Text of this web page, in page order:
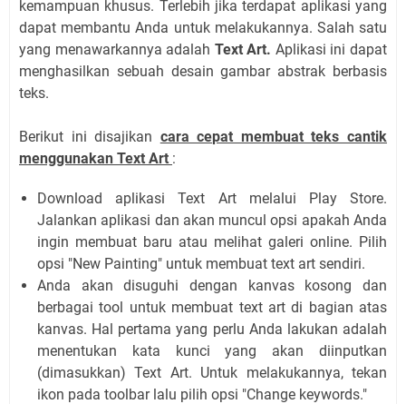
kemampuan khusus. Terlebih jika terdapat aplikasi yang
dapat membantu Anda untuk melakukannya. Salah satu
yang menawarkannya adalah Text Art. Aplikasi ini dapat
menghasilkan sebuah desain gambar abstrak berbasis
teks.
Berikut ini disajikan cara cepat membuat teks cantik
menggunakan Text Art :
Download aplikasi Text Art melalui Play Store.
Jalankan aplikasi dan akan muncul opsi apakah Anda
ingin membuat baru atau melihat galeri online. Pilih
opsi "New Painting" untuk membuat text art sendiri.
Anda akan disuguhi dengan kanvas kosong dan
berbagai tool untuk membuat text art di bagian atas
kanvas. Hal pertama yang perlu Anda lakukan adalah
menentukan kata kunci yang akan diinputkan
(dimasukkan) Text Art. Untuk melakukannya, tekan
ikon pada toolbar lalu pilih opsi "Change keywords."